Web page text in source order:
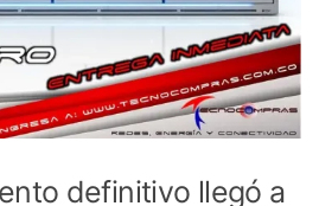
definitivo llegó a